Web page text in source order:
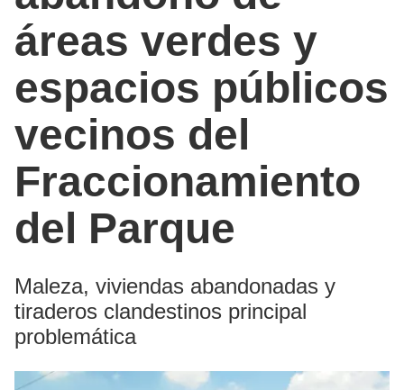
áreas verdes y
espacios públicos
vecinos del
Fraccionamiento
del Parque
Maleza, viviendas abandonadas y
tiraderos clandestinos principal
problemática